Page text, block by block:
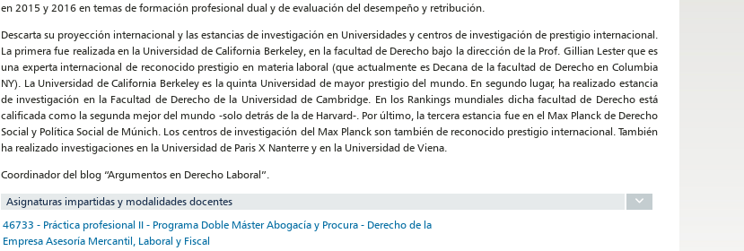
en 2015 y 2016 en temas de formación profesional dual y de evaluación del desempeño y retribución.
Descarta su proyección internacional y las estancias de investigación en Universidades y centros de investigación de prestigio internacional.
La primera fue realizada en la Universidad de California Berkeley, en la facultad de Derecho bajo la dirección de la Prof. Gillian Lester que es
una experta internacional de reconocido prestigio en materia laboral (que actualmente es Decana de la facultad de Derecho en Columbia
NY). La Universidad de California Berkeley es la quinta Universidad de mayor prestigio del mundo. En segundo lugar, ha realizado estancia
de investigación en la Facultad de Derecho de la Universidad de Cambridge. En los Rankings mundiales dicha facultad de Derecho está
calificada como la segunda mejor del mundo -solo detrás de la de Harvard-. Por último, la tercera estancia fue en el Max Planck de Derecho
Social y Política Social de Múnich. Los centros de investigación del Max Planck son también de reconocido prestigio internacional. También
ha realizado investigaciones en la Universidad de Paris X Nanterre y en la Universidad de Viena.
Coordinador del blog “Argumentos en Derecho Laboral”.
Asignaturas impartidas y modalidades docentes
46733 - Práctica profesional II - Programa Doble Máster Abogacía y Procura - Derecho de la
Empresa Asesoría Mercantil, Laboral y Fiscal